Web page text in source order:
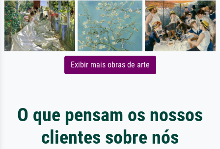
Exibir mais obras de arte
O que pensam os nossos
clientes sobre nós